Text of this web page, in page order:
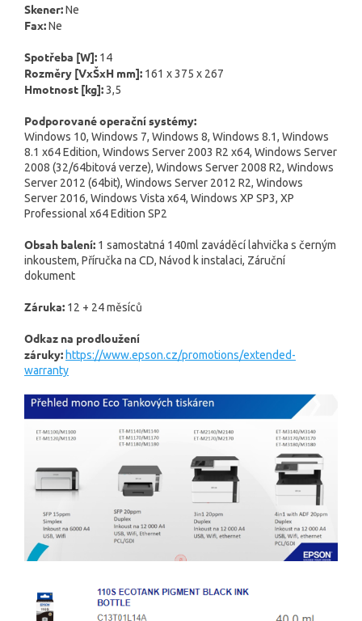
Skener:Ne
Fax:Ne
Spotřeba [W]: 14
Rozměry [VxŠxH mm]: 161 x 375 x 267
Hmotnost [kg]:3,5
Podporované operační systémy:
Windows 10, Windows 7, Windows 8, Windows 8.1, Windows
8.1 x64 Edition, Windows Server 2003 R2 x64, Windows Server
2008 (32/64bitová verze), Windows Server 2008 R2, Windows
Server 2012 (64bit), Windows Server 2012 R2, Windows
Server 2016, Windows Vista x64, Windows XP SP3, XP
Professional x64 Edition SP2
Obsah balení: 1 samostatná 140ml zaváděcí lahvička s černým
inkoustem, Příručka na CD, Návod k instalaci, Záruční
dokument
Záruka: 12 + 24 měsíců
Odkaz na prodloužení
záruky: https://www.epson.cz/promotions/extended-
warranty